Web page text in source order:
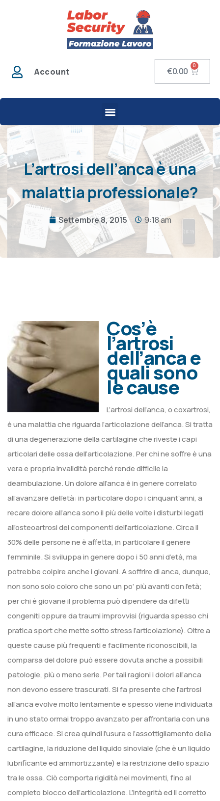
Account €0.00
0
L’artrosi dell’anca è una
malattia professionale?
Settembre 8, 2015 9:18 am
Cos’è
l’artrosi
dell’anca e
quali sono
le cause
L’artrosi dell’anca, o coxartrosi,
è una malattia che riguarda l’articolazione dell’anca. Si tratta
di una degenerazione della cartilagine che riveste i capi
articolari delle ossa dell’articolazione. Per chi ne soffre è una
vera e propria invalidità perché rende difficile la
deambulazione. Un dolore all’anca è in genere correlato
all’avanzare dell’età: in particolare dopo i cinquant’anni, a
recare dolore all’anca sono il più delle volte i disturbi legati
all’osteoartrosi dei componenti dell’articolazione. Circa il
30% delle persone ne è affetta, in particolare il genere
femminile. Si sviluppa in genere dopo i 50 anni d’età, ma
potrebbe colpire anche i giovani. A soffrire di anca, dunque,
non sono solo coloro che sono un po’ più avanti con l’età;
per chi è giovane il problema può dipendere da difetti
congeniti oppure da traumi improvvisi (riguarda spesso chi
pratica sport che mette sotto stress l’articolazione). Oltre a
queste cause più frequenti e facilmente riconoscibili, la
comparsa del dolore può essere dovuta anche a possibili
patologie, più o meno serie. Per tali ragioni i dolori all’anca
non devono essere trascurati. Si fa presente che l’artrosi
all’anca evolve molto lentamente e spesso viene individuata
in uno stato ormai troppo avanzato per affrontarla con una
cura efficace. Si crea quindi l’usura e l’assottigliamento della
cartilagine, la riduzione del liquido sinoviale (che è un liquido
lubrificante ed ammortizzante) e la restrizione dello spazio
tra le ossa. Ciò comporta rigidità nei movimenti, fino al
completo blocco dell’articolazione. L’integrità ed il corretto